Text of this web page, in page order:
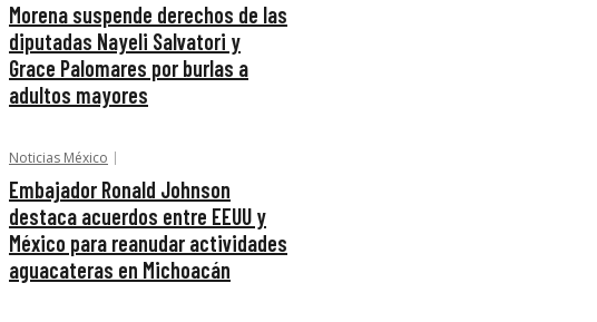
Morena suspende derechos de las
diputadas Nayeli Salvatori y
Grace Palomares por burlas a
adultos mayores
Noticias México
Embajador Ronald Johnson
destaca acuerdos entre EEUU y
México para reanudar actividades
aguacateras en Michoacán